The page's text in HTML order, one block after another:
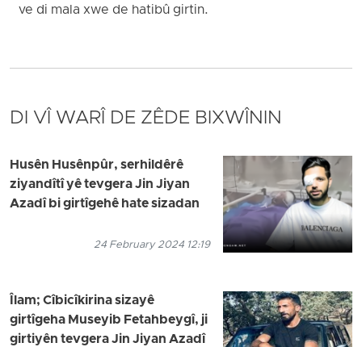
ve di mala xwe de hatibû girtin.
DI VÎ WARÎ DE ZÊDE BIXWÎNIN
Husên Husênpûr, serhildêrê
ziyandîtî yê tevgera Jin Jiyan
Azadî bi girtîgehê hate sizadan
24 February 2024 12:19
Îlam; Cîbicîkirina sizayê
girtîgeha Museyib Fetahbeygî, ji
girtiyên tevgera Jin Jiyan Azadî